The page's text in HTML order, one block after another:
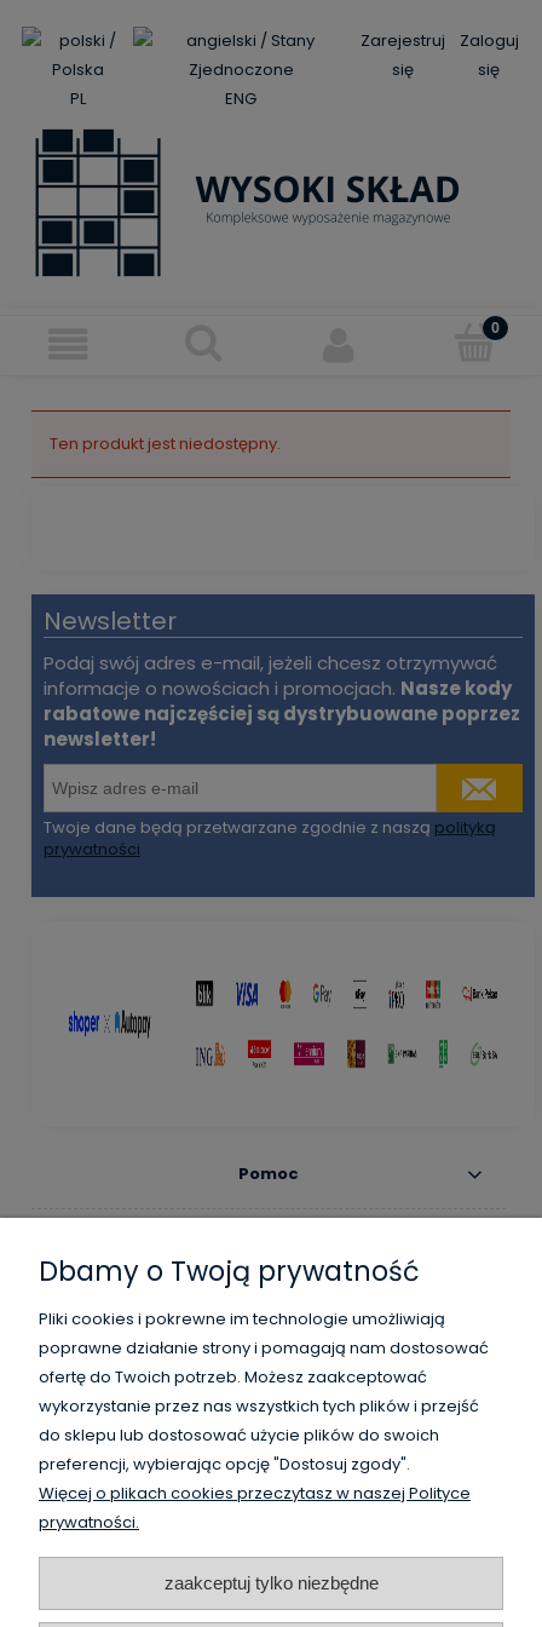
PL ENG
Zarejestruj
się
Zaloguj
się
Ten produkt jest niedostępny.
Newsletter
Podaj swój adres e-mail, jeżeli chcesz otrzymywać
informacje o nowościach i promocjach. Nasze kody
rabatowe najczęściej są dystrybuowane poprzez
newsletter!
Twoje dane będą przetwarzane zgodnie z naszą polityką
prywatności
Pomoc
Informacje
O nas
WysokiSklad.pl jest własnością firmy Vanguard Poland
www.vanguardpoland.com
Dbamy o Twoją prywatność
Pliki cookies i pokrewne im technologie umożliwiają
poprawne działanie strony i pomagają nam dostosować
ofertę do Twoich potrzeb. Możesz zaakceptować
wykorzystanie przez nas wszystkich tych plików i przejść
do sklepu lub dostosować użycie plików do swoich
preferencji, wybierając opcję "Dostosuj zgody".
Więcej o plikach cookies przeczytasz w naszej Polityce
prywatności.
zaakceptuj tylko niezbędne